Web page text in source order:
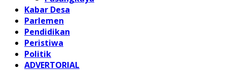
Kabar Desa
Parlemen
Pendidikan
Peristiwa
Politik
ADVERTORIAL